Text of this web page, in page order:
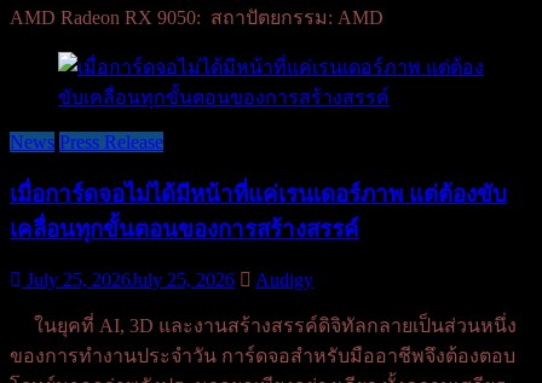
AMD Radeon RX 9050: สถาปัตยกรรม: AMD
News Press Release
เมื่อการ์ดจอไม่ได้มีหน้าที่แค่เรนเดอร์ภาพ แต่ต้องขับ
เคลื่อนทุกขั้นตอนของการสร้างสรรค์
July 25, 2026July 25, 2026 Audigy
ในยุคที่ AI, 3D และงานสร้างสรรค์ดิจิทัลกลายเป็นส่วนหนึ่ง
ของการทำงานประจำวัน การ์ดจอสำหรับมืออาชีพจึงต้องตอบ